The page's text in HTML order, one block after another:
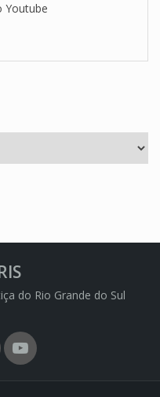
Youtube
do Rio Grande do Sul
Youtube